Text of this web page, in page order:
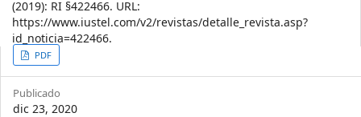
(2019): RI §422466. URL:
https://www.iustel.com/v2/revistas/detalle_revista.asp?
id_noticia=422466.
Article
Sidebar
PDF
Publicado
dic 23, 2020